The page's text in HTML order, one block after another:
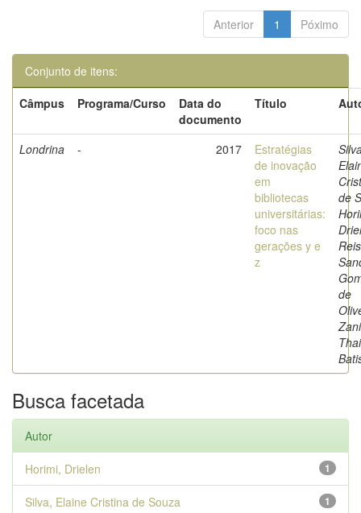
Anterior 1 Póximo
Conjunto de itens:
Câmpus
Programa/Curso
Data do
documento
Título
Londrina - 2017
Estratégias
de inovação
em
bibliotecas
universitárias:
foco nas
gerações y e
z
de
de
Busca facetada
Autor
1
Horimi, Drielen
1
Silva, Elaine Cristina de Souza